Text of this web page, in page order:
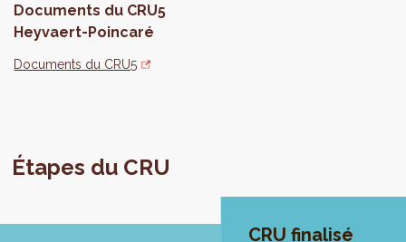
Documents du CRU5
Heyvaert-Poincaré
Documents du CRU5
Étapes du CRU
CRU finalisé